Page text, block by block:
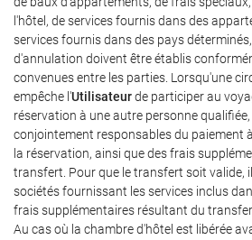
l'hôtel, de services fournis dans des
services fournis dans des pays
d'annulation doivent être établis
convenues entre les parties. Lorsqu'une
empêche l'Utilisateurde participer au
réservation à une autre personne
conjointement responsables du paiement
la réservation, ainsi que des frais
transfert. Pour que le transfert soit valide,
sociétés fournissant les services inclus
frais supplémentaires résultant du
Au cas où la chambre d'hôtel est libérée